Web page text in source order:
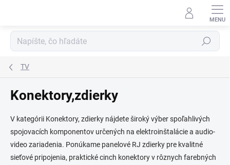
Hľadať
TV
Konektory,zdierky
V kategórii Konektory, zdierky nájdete široký výber spoľahlivých
spojovacích komponentov určených na elektroinštalácie a audio-
video zariadenia. Ponúkame panelové RJ zdierky pre kvalitné
sieťové pripojenia, praktické cinch konektory v rôznych farebných